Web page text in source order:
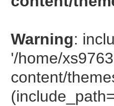
Warning:
'/home/
content/